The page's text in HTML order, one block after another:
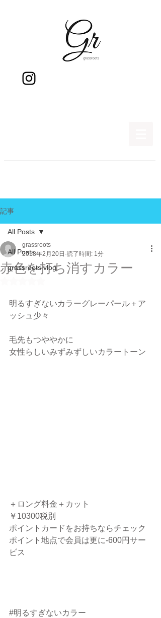
記事
All Posts
grassroots vlog
All Posts
赤色を打ち消すカラー
grassroots
2018年2月20日 読了時間: 1分
明るすぎないカラーグレーパール＋ア
ッシュ少々
毛先もつややかに
女性らしいみずみずしいカラートーン
＋ロング料金＋カット
￥10300税別
ポイントカードをお持ちならチェック
ポイント地点で会員は更に-600円サー
ビス
#明るすぎないカラー